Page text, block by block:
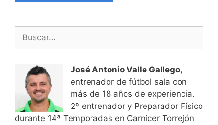
Buscar:
José Antonio Valle Gallego,
entrenador de fútbol sala con
más de 18 años de experiencia.
2º entrenador y Preparador Físico
durante 14ª Temporadas en Carnicer Torrejón